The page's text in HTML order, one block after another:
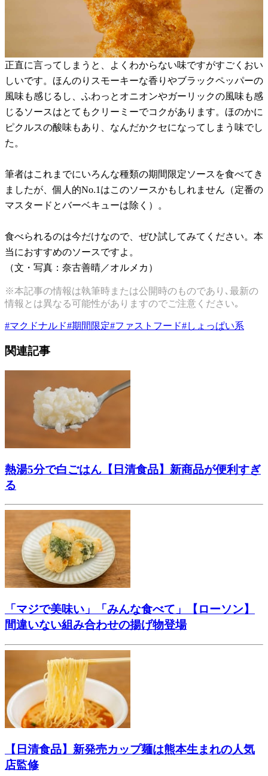
正直に言ってしまうと、よくわからない味ですがすごくおい
しいです。ほんのりスモーキーな香りやブラックペッパーの
風味も感じるし、ふわっとオニオンやガーリックの風味も感
じるソースはとてもクリーミーでコクがあります。ほのかに
ピクルスの酸味もあり、なんだかクセになってしまう味でし
た。
筆者はこれまでにいろんな種類の期間限定ソースを食べてき
ましたが、個人的No.1はこのソースかもしれません（定番の
マスタードとバーベキューは除く）。
食べられるのは今だけなので、ぜひ試してみてください。本
当におすすめのソースですよ。
（文・写真：奈古善晴／オルメカ）
※本記事の情報は執筆時または公開時のものであり､最新の
情報とは異なる可能性がありますのでご注意ください｡
#マクドナルド#期間限定#ファストフード#しょっぱい系
関連記事
熱湯5分で白ごはん【日清食品】新商品が便利すぎ
る
「マジで美味い」「みんな食べて」【ローソン】
間違いない組み合わせの揚げ物登場
【日清食品】新発売カップ麺は熊本生まれの人気
店監修